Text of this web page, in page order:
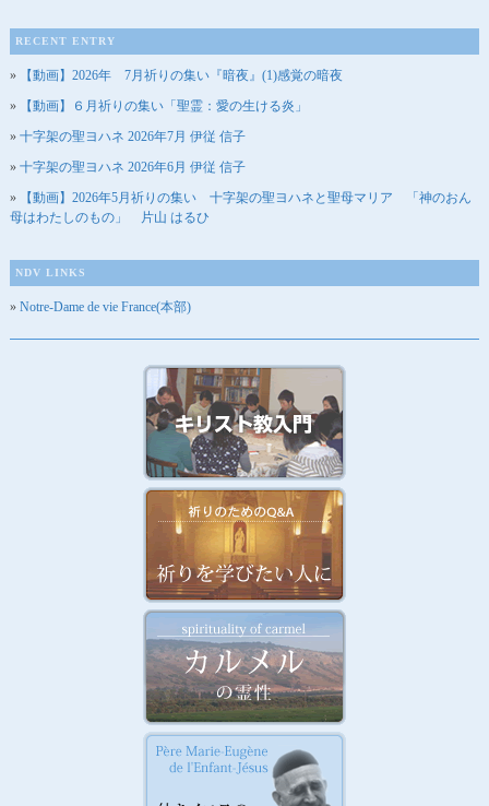
RECENT ENTRY
【動画】2026年 7月祈りの集い『暗夜』(1)感覚の暗夜
【動画】６月祈りの集い「聖霊：愛の生ける炎」
十字架の聖ヨハネ 2026年7月 伊従 信子
十字架の聖ヨハネ 2026年6月 伊従 信子
【動画】2026年5月祈りの集い 十字架の聖ヨハネと聖母マリア 「神のおん
母はわたしのもの」 片山 はるひ
NDV LINKS
Notre-Dame de vie France(本部)